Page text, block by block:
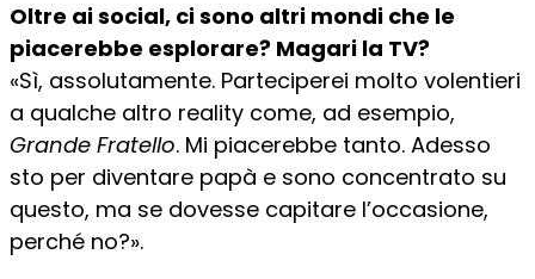
Oltre ai social, ci sono altri mondi che le
piacerebbe esplorare? Magari la TV?
«Sì, assolutamente. Parteciperei molto volentieri
a qualche altro reality come, ad esempio,
Grande Fratello. Mi piacerebbe tanto. Adesso
sto per diventare papà e sono concentrato su
questo, ma se dovesse capitare l’occasione,
perché no?».